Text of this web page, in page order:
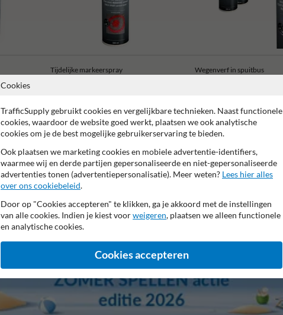
Tijdelijke markeerspray Wegenverf in spuitbus
2 jaar fabrieksgarantie Water- en vuilafstotend Sneldrogend
Cookies
TrafficSupply gebruikt cookies en vergelijkbare technieken. Naast functionele
cookies, waardoor de website goed werkt, plaatsen we ook analytische
cookies om je de best mogelijke gebruikerservaring te bieden.
Ook plaatsen we marketing cookies en mobiele advertentie-identifiers,
waarmee wij en derde partijen gepersonaliseerde en niet-gepersonaliseerde
advertenties tonen (advertentiepersonalisatie). Meer weten? Lees hier alles
over ons cookiebeleid.
Door op "Cookies accepteren" te klikken, ga je akkoord met de instellingen
van alle cookies. Indien je kiest voorweigeren, plaatsen we alleen functionele
en analytische cookies.
Cookies accepteren